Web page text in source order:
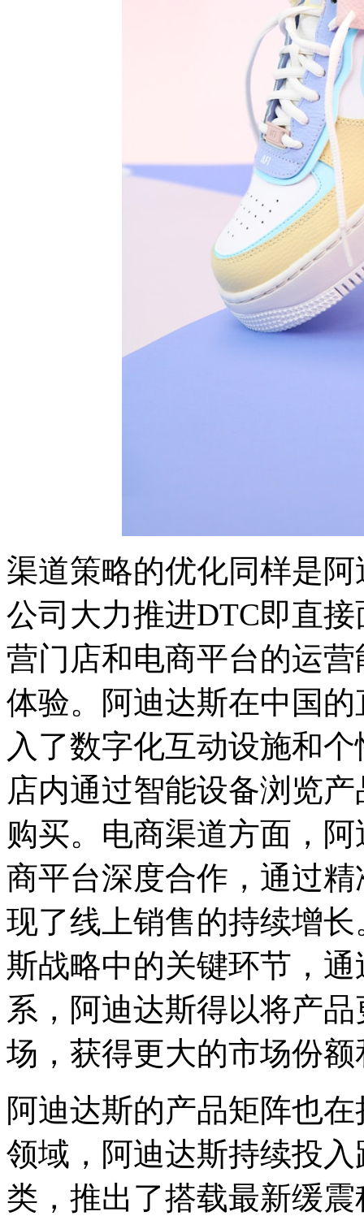
渠道策略的优化同样是
公司大力推进DTC即直
营门店和电商平台的运
体验。阿迪达斯在中国
入了数字化互动设施和
店内通过智能设备浏览
购买。电商渠道方面，
商平台深度合作，通过
现了线上销售的持续增
斯战略中的关键环节，
系，阿迪达斯得以将产
场，获得更大的市场份
阿迪达斯的产品矩阵也
领域，阿迪达斯持续投
类，推出了搭载最新缓